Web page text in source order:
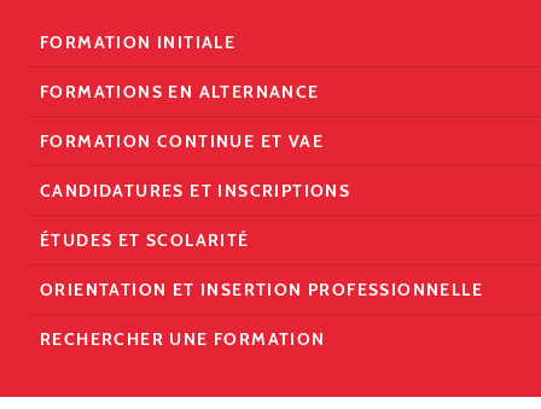
FORMATION INITIALE
FORMATIONS EN ALTERNANCE
FORMATION CONTINUE ET VAE
CANDIDATURES ET INSCRIPTIONS
ÉTUDES ET SCOLARITÉ
ORIENTATION ET INSERTION PROFESSIONNELLE
RECHERCHER UNE FORMATION